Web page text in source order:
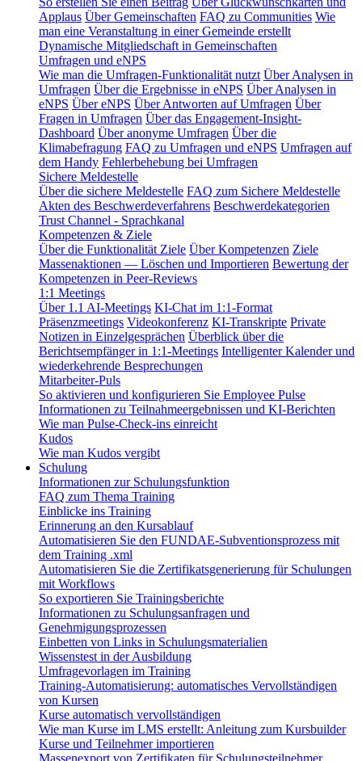
Applaus Über Gemeinschaften FAQ zu Communities Wie
man eine Veranstaltung in einer Gemeinde erstellt
Dynamische Mitgliedschaft in Gemeinschaften
Umfragen und eNPS
Wie man die Umfragen-Funktionalität nutzt Über Analysen in
Umfragen Über die Ergebnisse in eNPS Über Analysen in
eNPS Über eNPS Über Antworten auf Umfragen Über
Fragen in Umfragen Über das Engagement-Insight-
Dashboard Über anonyme Umfragen Über die
Klimabefragung FAQ zu Umfragen und eNPS Umfragen auf
dem Handy Fehlerbehebung bei Umfragen
Sichere Meldestelle
Über die sichere Meldestelle FAQ zum Sichere Meldestelle
Akten des Beschwerdeverfahrens Beschwerdekategorien
Trust Channel - Sprachkanal
Kompetenzen & Ziele
Über die Funktionalität Ziele Über Kompetenzen Ziele
Massenaktionen — Löschen und Importieren Bewertung der
Kompetenzen in Peer-Reviews
1:1 Meetings
Über 1.1 AI-Meetings KI-Chat im 1:1-Format
Präsenzmeetings Videokonferenz KI-Transkripte Private
Notizen in Einzelgesprächen Überblick über die
Berichtsempfänger in 1:1-Meetings Intelligenter Kalender und
wiederkehrende Besprechungen
Mitarbeiter-Puls
So aktivieren und konfigurieren Sie Employee Pulse
Informationen zu Teilnahmeergebnissen und KI-Berichten
Wie man Pulse-Check-ins einreicht
Kudos
Wie man Kudos vergibt
Schulung
Informationen zur Schulungsfunktion
FAQ zum Thema Training
Einblicke ins Training
Erinnerung an den Kursablauf
Automatisieren Sie den FUNDAE-Subventionsprozess mit
dem Training .xml
Automatisieren Sie die Zertifikatsgenerierung für Schulungen
mit Workflows
So exportieren Sie Trainingsberichte
Informationen zu Schulungsanfragen und
Genehmigungsprozessen
Einbetten von Links in Schulungsmaterialien
Wissenstest in der Ausbildung
Umfragevorlagen im Training
Training-Automatisierung: automatisches Vervollständigen
von Kursen
Kurse automatisch vervollständigen
Wie man Kurse im LMS erstellt: Anleitung zum Kursbuilder
Kurse und Teilnehmer importieren
Massenexport von Zertifikaten für Schulungsteilnehmer